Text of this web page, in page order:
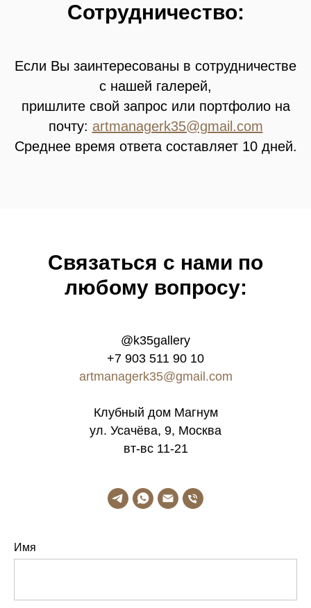
Сотрудничество:
Если Вы заинтересованы в сотрудничестве
с нашей галерей,
пришлите свой запрос или портфолио на
почту: artmanagerk35@gmail.com
Среднее время ответа составляет 10 дней.
Связатьcя с нами по
любому вопросу:
@k35gallery
+7 903 511 90 10
artmanagerk35@gmail.com
Клубный дом Магнум
ул. Усачёва, 9, Москва
вт-вс 11-21
Имя